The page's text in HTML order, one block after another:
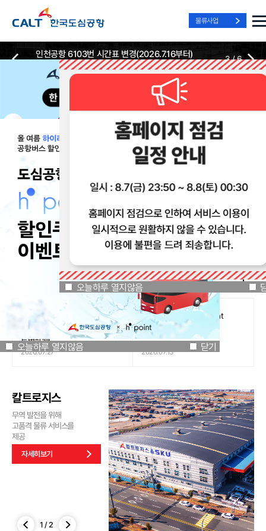
물류사업
오늘하루 열지않음
오늘하루 열지않음 닫기
오늘하루 열지않음
Best Way, Fast Way
to the Airport
Best Way, Fast Way
to the Airport
Best Way, Fast Way
to the Airport
인천공항 6103번 시간표 변경(2026.7.16부터)
2026-07-13 2026-07-13
3/6
실시간
위치안내
리무진 노선
및 시간표
리무진
예매
리무진
이용 혜택
공지사항
[인천국제공항공사 x 잔망루피]
공항은 GREEN하게, 굿즈는
특별하게!
2026.07.27
도심공항리무진 x H.Point
할인쿠폰 이벤트
2026.07.13
칼트로지스
무역 발전을 위해
고품격 물류 서비스를
제공
자세히보기
1 /2